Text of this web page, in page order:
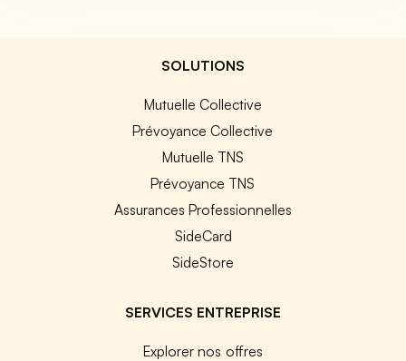
SOLUTIONS
Mutuelle Collective
Prévoyance Collective
Mutuelle TNS
Prévoyance TNS
Assurances Professionnelles
SideCard
SideStore
SERVICES ENTREPRISE
Explorer nos offres